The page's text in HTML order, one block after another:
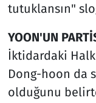
tutuklansın"
YOON'UN
İktidardaki
Dong-hoon da
olduğunu